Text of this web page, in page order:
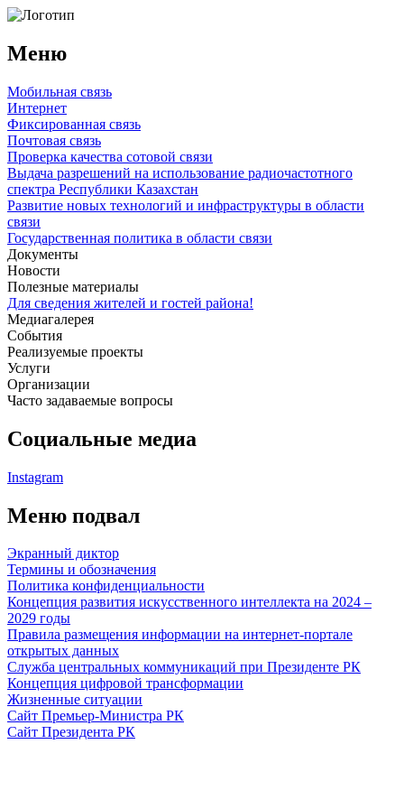
Меню
Мобильная связь
Интернет
Фиксированная связь
Почтовая связь
Проверка качества сотовой связи
Выдача разрешений на использование радиочастотного
спектра Республики Казахстан
Развитие новых технологий и инфраструктуры в области
связи
Государственная политика в области связи
Документы
Новости
Полезные материалы
Для сведения жителей и гостей района!
Медиагалерея
События
Реализуемые проекты
Услуги
Организации
Часто задаваемые вопросы
Социальные медиа
Instagram
Меню подвал
Экранный диктор
Термины и обозначения
Политика конфиденциальности
Концепция развития искусственного интеллекта на 2024 –
2029 годы
Правила размещения информации на интернет-портале
открытых данных
Служба центральных коммуникаций при Президенте РК
Концепция цифровой трансформации
Жизненные ситуации
Сайт Премьер-Министра РК
Сайт Президента РК